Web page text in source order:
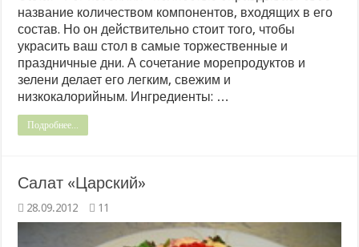
название количеством компонентов, входящих в его
состав. Но он действительно стоит того, чтобы
украсить ваш стол в самые торжественные и
праздничные дни. А сочетание морепродуктов и
зелени делает его легким, свежим и
низкокалорийным. Ингредиенты: …
Подробнее...
Салат «Царский»
28.09.2012 11